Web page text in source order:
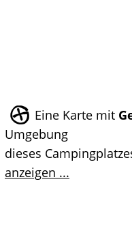
Eine Karte mit
Umgebung
dieses
anzeigen ...